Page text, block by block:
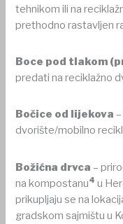
tehnikom ili na
prethodno rastavljen
Boce pod tlakom
predati na reciklažno
Bočice od lijekova
dvorište/mobilno
Božićna drvca –
na kompostanu4 u
prikupljaju se na
gradskom sajmištu u